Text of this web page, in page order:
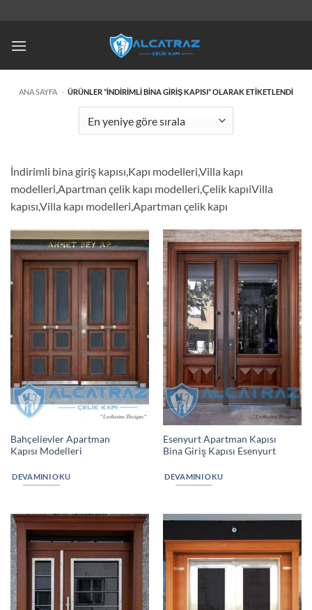
ANA SAYFA - ÜRÜNLER “INDIRIMLI BINA GIRIŞ KAPISI” OLARAK ETIKETLENDI
İndirimli bina giriş kapısı,Kapı modelleri,Villa kapı
modelleri,Apartman çelik kapı modelleri,Çelik kapıiVilla
kapısı,Villa kapı modelleri,Apartman çelik kapı
Bahçelievler Apartman
Kapısı Modelleri
DEVAMINI OKU
Esenyurt Apartman Kapısı
Bina Giriş Kapısı Esenyurt
DEVAMINI OKU